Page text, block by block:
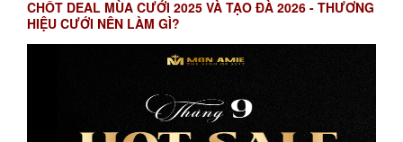
CHỐT DEAL MÙA CƯỚI 2025 VÀ TẠO ĐÀ 2026 - THƯƠNG
HIỆU CƯỚI NÊN LÀM GÌ?